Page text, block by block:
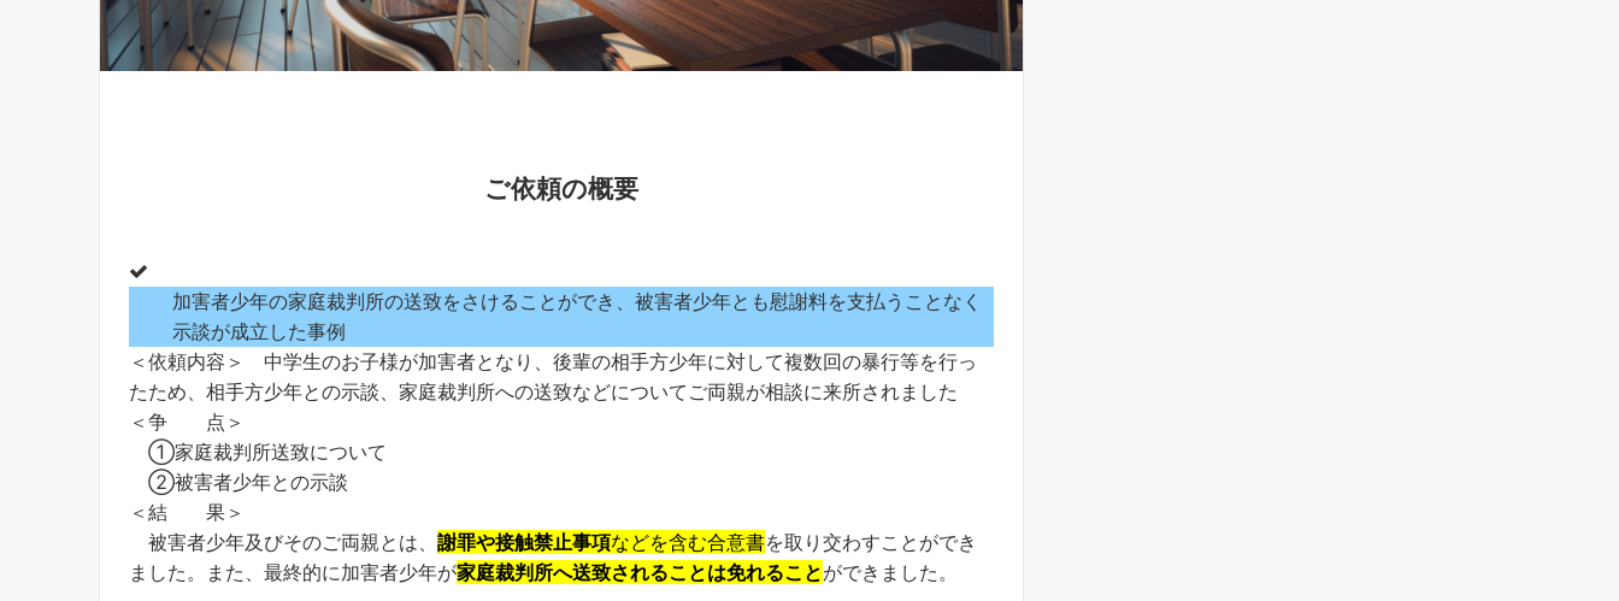
ご依頼の概要
加害者少年の家庭裁判所の送致をさけることができ、被害者少年とも慰謝料を支払うことなく
示談が成立した事例
＜依頼内容＞ 中学生のお子様が加害者となり、後輩の相手方少年に対して複数回の暴行等を行っ
たため、相手方少年との示談、家庭裁判所への送致などについてご両親が相談に来所されました
＜争 点＞
①家庭裁判所送致について
②被害者少年との示談
＜結 果＞
被害者少年及びそのご両親とは、 謝罪や接触禁止事項などを含む合意書を取り交わすことができ
ました。また、最終的に加害者少年が家庭裁判所へ送致されることは免れることができました。